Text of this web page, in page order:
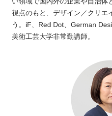
視点のもと、デザイン／クリエ
う。iF、Red Dot、German
美術工芸大学非常勤講師。